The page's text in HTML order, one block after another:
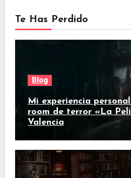
Te Has Perdido
Blog
Mi experiencia
room de terror «La
Valencia